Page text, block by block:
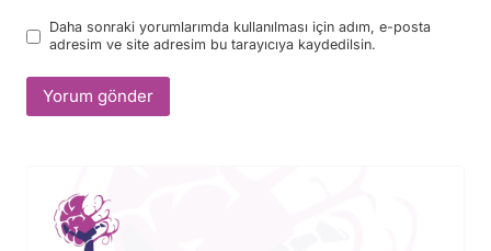
Daha sonraki yorumlarımda kullanılması için adım, e-posta
adresim ve site adresim bu tarayıcıya kaydedilsin.